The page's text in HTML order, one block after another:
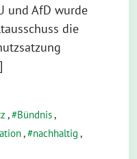
und AfD wurde
die
, Bündnis,
, nachhaltig ,